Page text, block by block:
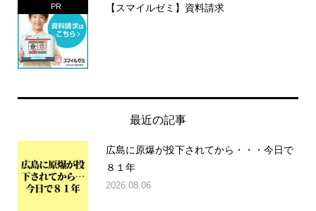
PR 【スマイルゼミ】資料請求
最近の記事
広島に原爆が投下されてから・・・今日で
８１年
2026.08.06